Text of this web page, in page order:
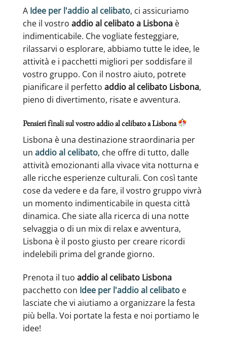
A Idee per l'addio al celibato, ci assicuriamo
che il vostro addio al celibato a Lisbona è
indimenticabile. Che vogliate festeggiare,
rilassarvi o esplorare, abbiamo tutte le idee, le
attività e i pacchetti migliori per soddisfare il
vostro gruppo. Con il nostro aiuto, potrete
pianificare il perfetto addio al celibato Lisbona,
pieno di divertimento, risate e avventura.
Pensieri finali sul vostro addio al celibato a Lisbona
Lisbona è una destinazione straordinaria per
un addio al celibato, che offre di tutto, dalle
attività emozionanti alla vivace vita notturna e
alle ricche esperienze culturali. Con così tante
cose da vedere e da fare, il vostro gruppo vivrà
un momento indimenticabile in questa città
dinamica. Che siate alla ricerca di una notte
selvaggia o di un mix di relax e avventura,
Lisbona è il posto giusto per creare ricordi
indelebili prima del grande giorno.
Prenota il tuo addio al celibato Lisbona
pacchetto con Idee per l'addio al celibato e
lasciate che vi aiutiamo a organizzare la festa
più bella. Voi portate la festa e noi portiamo le
idee!